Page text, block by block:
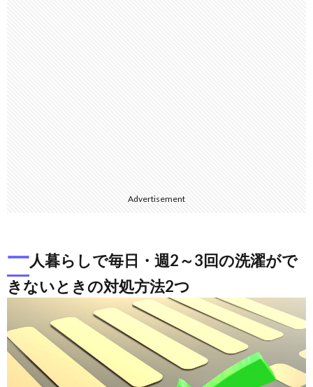
Advertisement
一人暮らしで毎日・週2～3回の洗濯がで
きないときの対処方法2つ